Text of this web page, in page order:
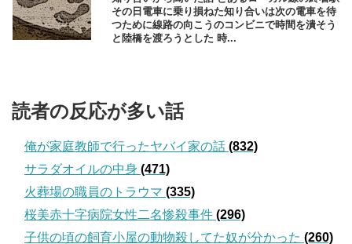
その日電車に乗り損ねた知り合いは次の電車を待
つために線路の向こうのコンビニで時間を潰そう
と陸橋を渡ろうとした 時...
読者の反応が多い話
俺が家庭教師で行ったヤバイ家の話 (832)
サラダオイルの中身 (471)
火葬場の職員のトラウマ (335)
桜美赤十字病院女性二名惨殺事件 (296)
子供の頃の飼育小屋の動物殺してた奴が分かった (260)